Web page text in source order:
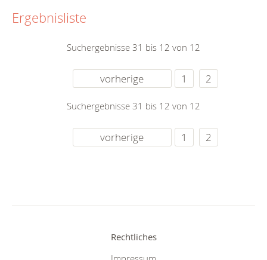
Ergebnisliste
Suchergebnisse 31 bis 12 von 12
vorherige 1 2
Suchergebnisse 31 bis 12 von 12
vorherige 1 2
Rechtliches